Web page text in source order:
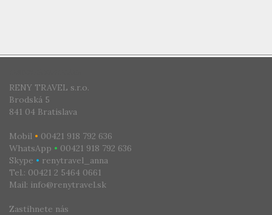
RENY TRAVEL s.r.o.
Brodská 5
841 04 Bratislava
Mobil • 00421 918 792 636
WhatsApp • 00421 918 792 636
Skype • renytravel_anna
Tel.: 00421 2 5464 0661
Mail: info@renytravel.sk
Zastihnete nás